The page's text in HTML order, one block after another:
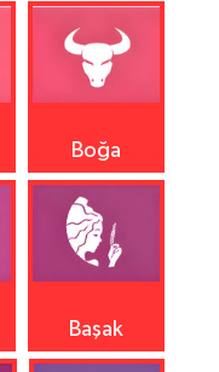
Boğa
Başak